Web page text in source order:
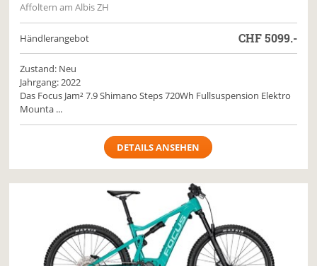
Affoltern am Albis ZH
Händlerangebot CHF5099.-
Zustand: Neu
Jahrgang: 2022
Das Focus Jam² 7.9 Shimano Steps 720Wh Fullsuspension Elektro
Mounta ...
DETAILS ANSEHEN